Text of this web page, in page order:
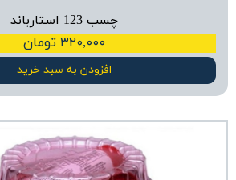
چسب 123 استارباند
۳۲۰,۰۰۰ تومان
افزودن به سبد خرید